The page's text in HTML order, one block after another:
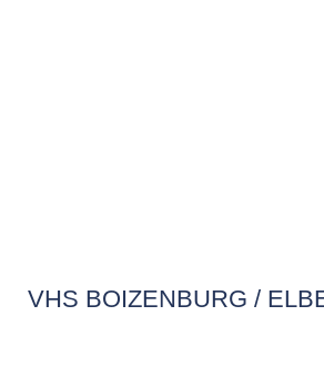
VHS BOIZENBURG /